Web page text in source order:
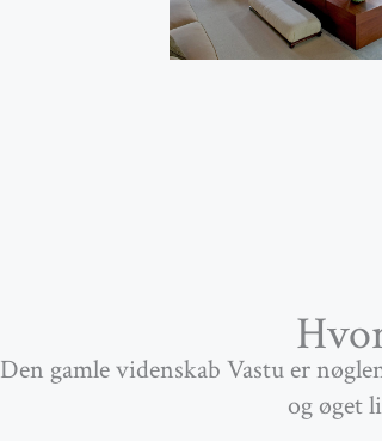
Den gamle videnskab Vastu er
og øget